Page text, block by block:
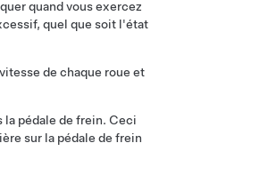
quand vous exercez
quel que soit l'état
de chaque roue et
la pédale de frein. Ceci
sur la pédale de frein